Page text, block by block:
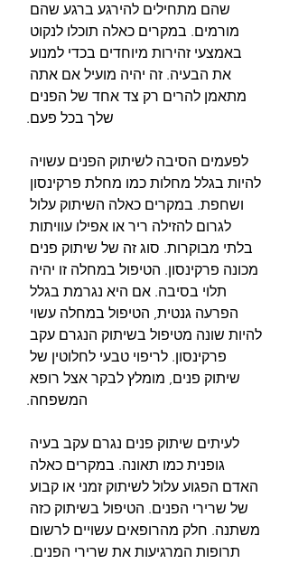
שהם מתחילים להירגע ברגע שהם
מורמים. במקרים כאלה תוכלו לנקוט
באמצעי זהירות מיוחדים בכדי למנוע
את הבעיה. זה יהיה מועיל אם אתה
מתאמן להרים רק צד אחד של הפנים
שלך בכל פעם.
לפעמים הסיבה לשיתוק הפנים עשויה
להיות בגלל מחלות כמו מחלת פרקינסון
ושחפת. במקרים כאלה השיתוק עלול
לגרום להזילה ריר או אפילו עוויתות
בלתי מבוקרות. סוג זה של שיתוק פנים
מכונה פרקינסון. הטיפול במחלה זו יהיה
תלוי בסיבה. אם היא נגרמת בגלל
הפרעה גנטית, הטיפול במחלה עשוי
להיות שונה מטיפול בשיתוק הנגרם עקב
פרקינסון. לריפוי טבעי לחלוטין של
שיתוק פנים, מומלץ לבקר אצל רופא
המשפחה.
לעיתים שיתוק פנים נגרם עקב בעיה
גופנית כמו תאונה. במקרים כאלה
האדם הפגוע עלול לשיתוק זמני או קבוע
של שרירי הפנים. הטיפול בשיתוק כזה
משתנה. חלק מהרופאים עשויים לרשום
תרופות המרגיעות את שרירי הפנים.